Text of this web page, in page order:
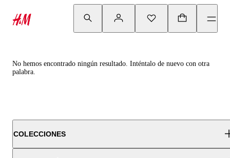
No hemos encontrado ningún resultado. Inténtalo de nuevo con otra
palabra.
COLECCIONES